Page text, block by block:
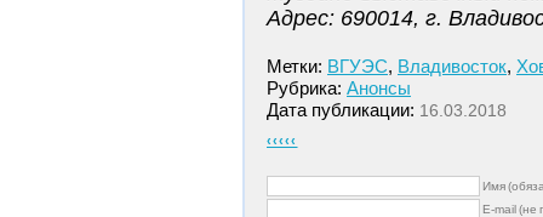
Адрес: 690014, г.
Метки: ВГУЭС, Владивосток,
Рубрика: Анонсы
Дата публикации: 16.03.2018
‹‹‹‹‹
Имя
E-mail (не